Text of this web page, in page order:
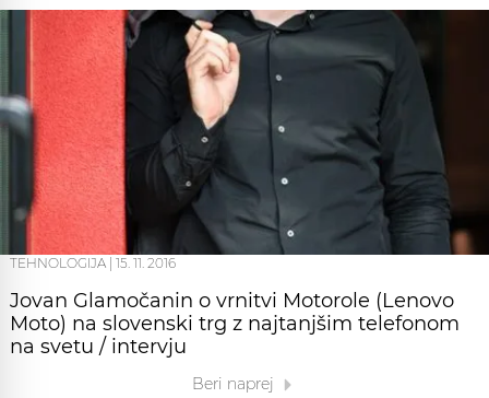
TEHNOLOGIJA 15. 11. 2016
Jovan Glamočanin o vrnitvi Motorole (Lenovo
Moto) na slovenski trg z najtanjšim telefonom
na svetu / intervju
Beri naprej